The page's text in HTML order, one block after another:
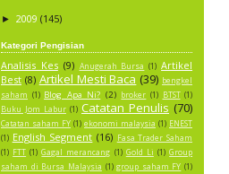
► 2009 (145)
Kategori Pengisian
Analisis Kes (9) Anugerah Bursa (1) Artikel
Best (8) Artikel Mesti Baca (39) bengkel
saham (1) Blog Apa Ni? (2) broker (1) BTST (1)
Buku Jom Labur (1) Catatan Penulis (70)
Catatan saham FY (1) ekonomi malaysia (1) ENEST
(1) English Segment (16) Fasa Trader Saham
(1) FTT (1) Gagal merancang (1) Gold Li (1) Group
saham di Bursa Malaysia (1) group saham FY (1)